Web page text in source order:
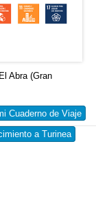
Abra (Gran
Cuaderno de Viaje
a Turinea